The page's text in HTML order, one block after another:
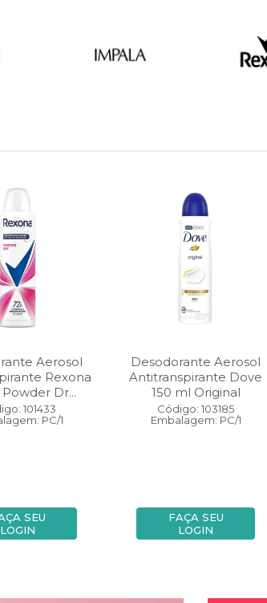
Aerosol
Rexona
Dr...
101433
PC/1
SEU
LOGIN
Desodorante Aerosol
Antitranspirante Dove
150 ml Original
Código: 103185
Embalagem: PC/1
FAÇA SEU
LOGIN